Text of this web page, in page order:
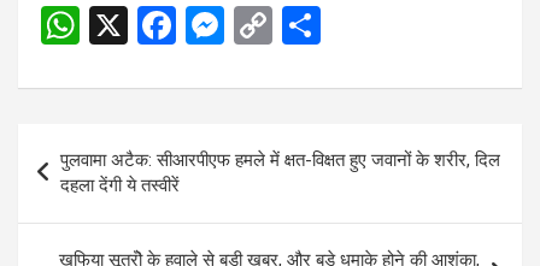
W
at
A
p
p
X
F
ce
o
o
k
M
se
g
er
C
py
Li
n
k
ar
e
navigation
पुलवामा अटैक: सीआरपीएफ हमले में क्षत-विक्षत हुए जवानों के शरीर, दिल
दहला देंगी ये तस्वीरें
खुफिया सूत्रोॆ के हवाले से बड़ी खबर, और बड़े धमाके होने की आशंका,